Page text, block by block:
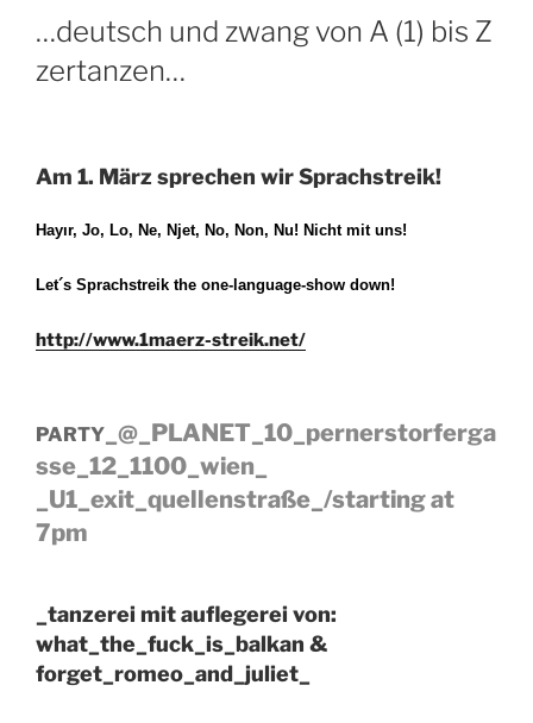
…deutsch und zwang von A (1) bis Z
zertanzen…
Am 1. März sprechen wir Sprachstreik!
Hayır, Jo, Lo, Ne, Njet, No, Non, Nu! Nicht mit uns!
Let´s Sprachstreik the one-language-show down!
http://www.1maerz-streik.net/
PARTY _@_PLANET_10_pernerstorferga
sse_12_1100_wien_
_U1_exit_quellenstraße_/starting at
7pm
_tanzerei mit auflegerei von:
what_the_fuck_is_balkan &
forget_romeo_and_juliet_